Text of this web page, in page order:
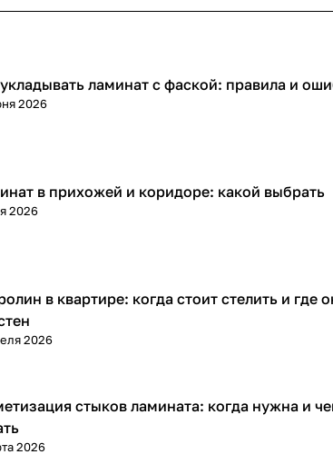
покрытияламинат с фаской: правила и
2026
покрытия
в прихожей и коридоре: какой выбрать
2026
покрытия
в квартире: когда стоит стелить и где
2026
покрытия
стыков ламината: когда нужна и
2026